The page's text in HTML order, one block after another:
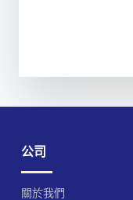
公司
關於我們